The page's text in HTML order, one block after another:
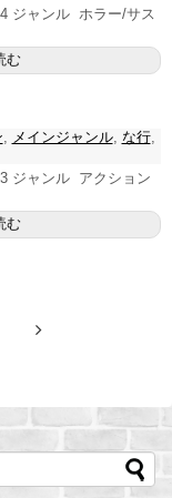
ジャンル ホラー/サス
む
メインジャンル, な行,
ジャンル アクション
む